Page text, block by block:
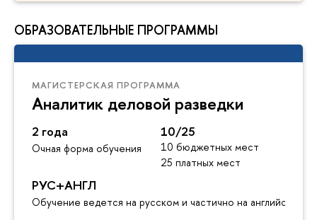
ОБРАЗОВАТЕЛЬНЫЕ ПРОГРАММЫ
МАГИСТЕРСКАЯ ПРОГРАММА
Аналитик деловой разведки
2 года
Очная форма обучения
10/25
10 бюджетных мест
25 платных мест
РУС+АНГЛ
Обучение ведется на русском и частично на английском